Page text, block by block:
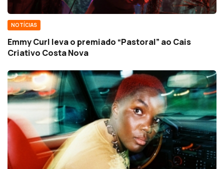
NOTÍCIAS
Emmy Curl leva o premiado “Pastoral” ao Cais
Criativo Costa Nova